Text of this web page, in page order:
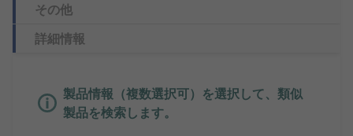
その他
詳細情報
製品情報（複数選択可）を選択して、類似
製品を検索します。